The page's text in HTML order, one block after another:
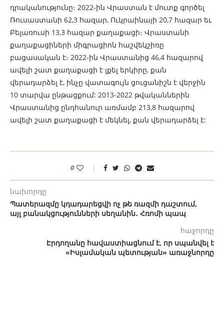
դրականությունը։ 2022-ին Վրաստան է մուտք գործել
Ռուսաստանի 62,3 հազար, Ուկրաինայի 20,7 հազար եւ
Բելառուսի 13,3 հազար քաղաքացի։ Վրաստանի
քաղաքացիների միգրացիոն հաշվեկշիռը
բացասական է։ 2022-ին Վրաստանից 46,4 հազարով
ավելի շատ քաղաքացի է լքել երկիրը, քան
վերադարձել է, ինչը վատագույն ցուցանիշն է վերջին
10 տարվա ընթացքում: 2013-2022 թվականներին
Վրաստանից ընդհանուր առմամբ 213,8 ​​հազարով
ավելի շատ քաղաքացի է մեկնել, քան վերադարձել է:
0
նախորդը
Պատերազմը կդադարեցվի ոչ թե ռազմի դաշտում,
այլ բանակցությունների սեղանին․ Հռոմի պապ
հաջորդը
Էրդողանը հավաստիացնում է, որ սպանվել է
«Իսլամական պետության» առաջնորդը